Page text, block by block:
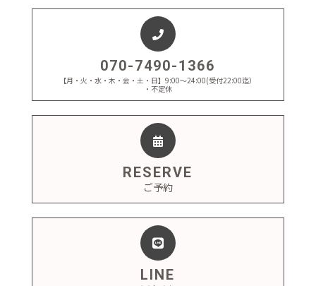
070-7490-1366
【月・火・水・木・金・土・日】9:00～24:00(受付22:00迄）
・不定休
RESERVE
ご予約
LINE